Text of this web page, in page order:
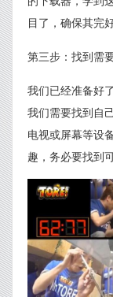
目了，确保其完好
第三步：找到需
我们已经准备好
我们需要找到自
电视或屏幕等设
趣，务必要找到